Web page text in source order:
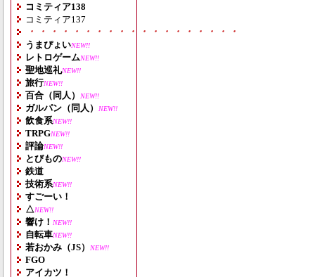
コミティア138
コミティア137
・・・・・・・・・・・・・・・・・・・
うまぴょいNEW!!
レトロゲームNEW!!
聖地巡礼NEW!!
旅行NEW!!
百合（同人） NEW!!
ガルパン（同人） NEW!!
飲食系NEW!!
TRPGNEW!!
評論NEW!!
とびものNEW!!
鉄道
技術系NEW!!
すごーい！
△NEW!!
響け！ NEW!!
自転車NEW!!
若おかみ（JS） NEW!!
FGO
アイカツ！